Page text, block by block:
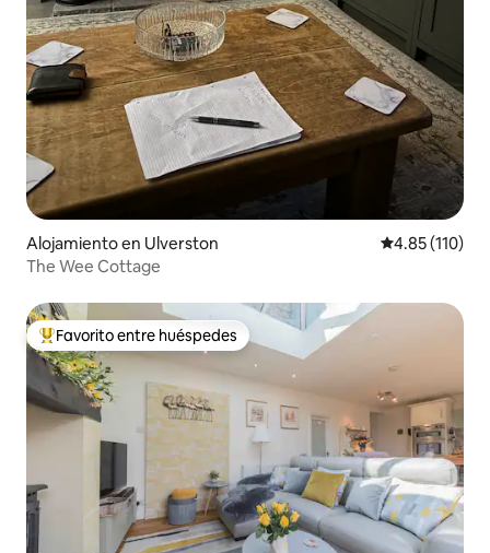
Alojamiento en Ulverston Calificación
4.85 (110)
The Wee Cottage
Favorito entre huéspedes preferido
Favorito entre huéspedes